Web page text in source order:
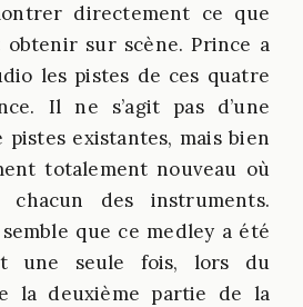
directement ce que
sur scène. Prince a
les pistes de ces quatre
Il ne s’agit pas d’une
existantes, mais bien
totalement nouveau où
des instruments.
que ce medley a été
une seule fois, lors du
la deuxième partie de la